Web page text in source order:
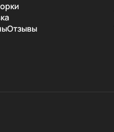
Отзывы